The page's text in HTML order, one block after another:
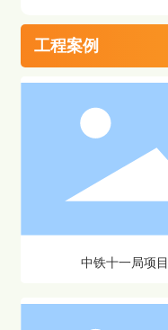
工程案例
中铁十一局项